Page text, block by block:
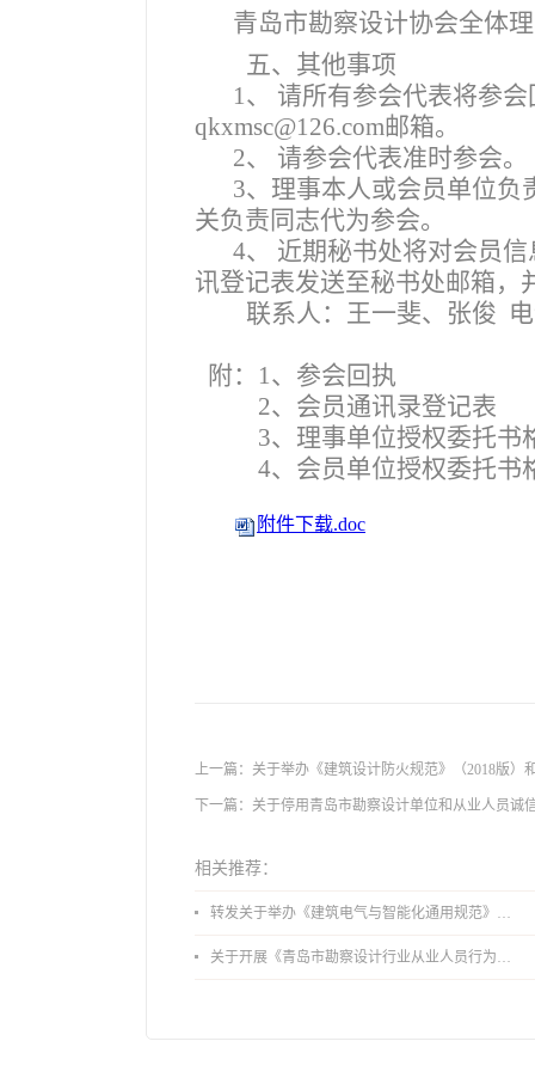
青岛市勘察设计协会全体
五、其他事项
1、 请所有参会代表将参
qkxmsc@126.com邮箱。
2、 请参会代表准时参会。
3、理事本人或会员单位负
关负责同志代为参会。
4、 近期秘书处将对会员
讯登记表发送至秘书处邮箱，
联系人：王一斐、张俊
附：1、参会回执
2、会员通讯录登记表
3、理事单位授权委托书
4、会员单位授权委托书
附件下载.doc
上一篇： 关于举办《建筑设计防火规范》（2018版）
下一篇： 关于停用青岛市勘察设计单位和从业人员诚
相关推荐：
转发关于举办《建筑电气与智能化通用规范》 GB55024-2022公益宣贯的通知
关于开展《青岛市勘察设计行业从业人员行为导则》、《青岛市住宅工程设计审查品质提升指引（2026版）》宣贯活动的通知